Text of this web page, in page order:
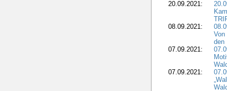
20.09.2021:
08.09.2021:
den
07.09.2021:
07.09.2021: